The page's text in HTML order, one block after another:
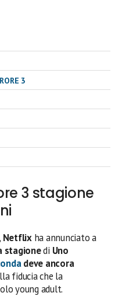
3
3 stagione
Netflixha annunciato a
stagionedi Uno
deve ancora
fiducia che la
young adult.